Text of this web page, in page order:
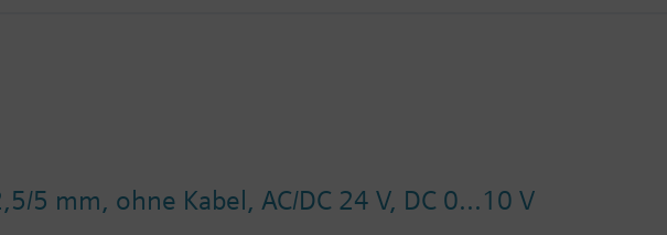
5 mm, ohne Kabel, AC/DC 24 V, DC 0...10 V